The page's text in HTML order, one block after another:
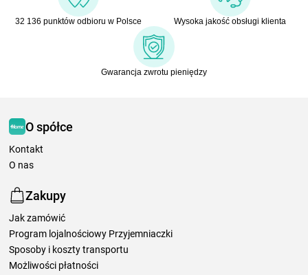
32 136 punktów odbioru w Polsce Wysoka jakość obsługi klienta
Gwarancja zwrotu pieniędzy
O spółce
Kontakt
O nas
Zakupy
Jak zamówić
Program lojalnościowy Przyjemniaczki
Sposoby i koszty transportu
Możliwości płatności